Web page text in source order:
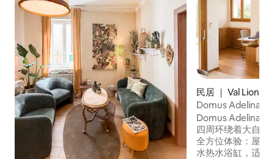
民居 ｜ Val Liona
Domus
体验
Domus Adelina
四周环绕着大自然
全方位体验：屋顶
水热水浴缸，适合